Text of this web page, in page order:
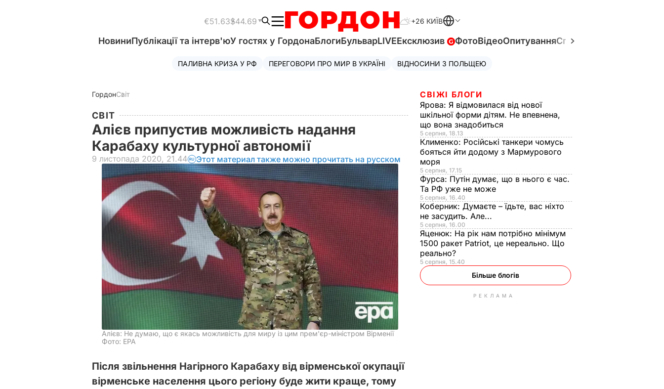
€51.63$44.69 +26 КИЇВ
НовиниПублікації та інтерв'юУ гостях у ГордонаБлогиБульварLIVEЕксклюзив ФотоВідеоОпитуванняСпецпроєкти
ПАЛИВНА КРИЗА У РФ ПЕРЕГОВОРИ ПРО МИР В УКРАЇНІ ВІДНОСИНИ З ПОЛЬЩЕЮ
ГордонСвіт
СВІТ
Алієв припустив можливість надання
Карабаху культурної автономії
9 листопада 2020, 21.44 Этот материал также можно прочитать на русском
Алієв: Не думаю, що є якась можливість для миру із цим прем'єр-міністром Вірменії
Фото: ЕРА
Після звільнення Нагірного Карабаху від вірменської окупації
вірменське населення цього регіону буде жити краще, тому
СВІЖІ БЛОГИ
Ярова: Я відмовилася від нової
шкільної форми дітям. Не впевнена,
що вона знадобиться
5 серпня, 18.13
Клименко: Російські танкери чомусь
бояться йти додому з Мармурового
моря
5 серпня, 17.15
Фурса: Путін думає, що в нього є час.
Та РФ уже не може
5 серпня, 16.40
Коберник: Думаєте – їдьте, вас ніхто
не засудить. Але...
5 серпня, 16.00
Яценюк: На рік нам потрібно мінімум
1500 ракет Patriot, це нереально. Що
реально?
5 серпня, 15.40
Більше блогів
РЕКЛАМА